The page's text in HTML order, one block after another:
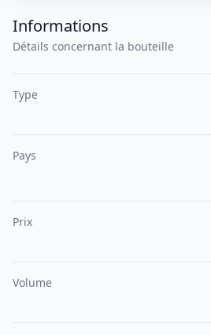
Informations
Détails concernant la bouteille
Type
Pays
Prix
Volume